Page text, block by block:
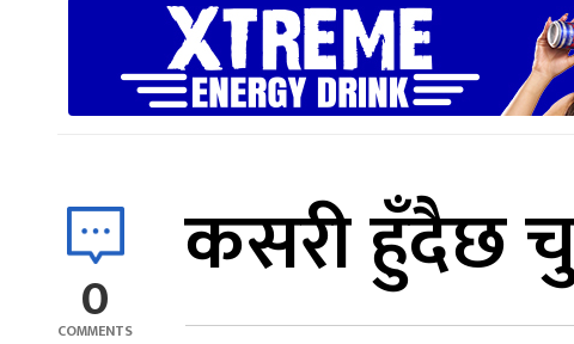
0
COMMENTS
कसरी हुँदैछ